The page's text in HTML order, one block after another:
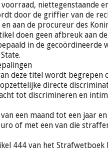
niettegenstaande
door de griffier van de
aan de procureur des
doen geen afbreuk aan
in de gecoördineerde
deze titel wordt begrepen
directe
tot discrimineren en
een maand tot een jaar
of met een van die
444 van het Strafwetboek